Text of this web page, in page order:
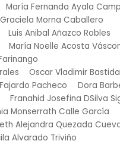
María Fernanda Ayala
Morna Caballero
Luis Anibal Añazco Robles
María Noelle Acosta
Oscar Vladimir
Pacheco
Dora
Franahid Josefina DSilva
Monserrath Calle García
Alejandra Quezada
Alvarado Triviño